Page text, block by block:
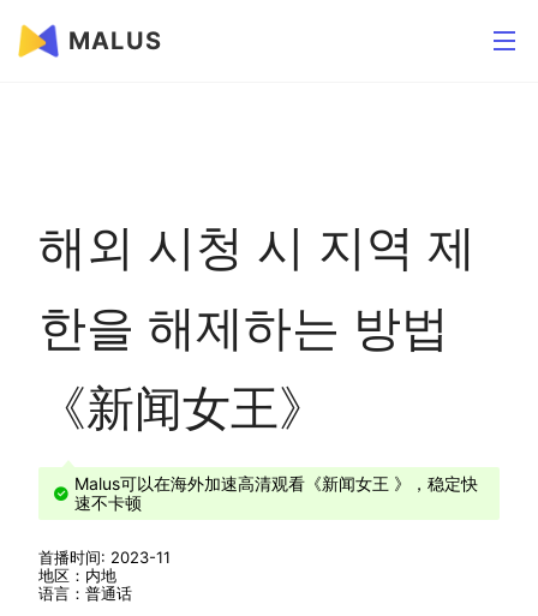
MALUS
해외 시청 시 지역 제
한을 해제하는 방법
《新闻女王》
Malus可以在海外加速高清观看《新闻女王 》，稳定快
速不卡顿
首播时间: 2023-11
地区：内地
语言：普通话